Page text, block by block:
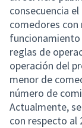
consecuencia
comedores
funcionamiento
reglas de
operación del
menor de
número de
Actualmente,
con respecto al